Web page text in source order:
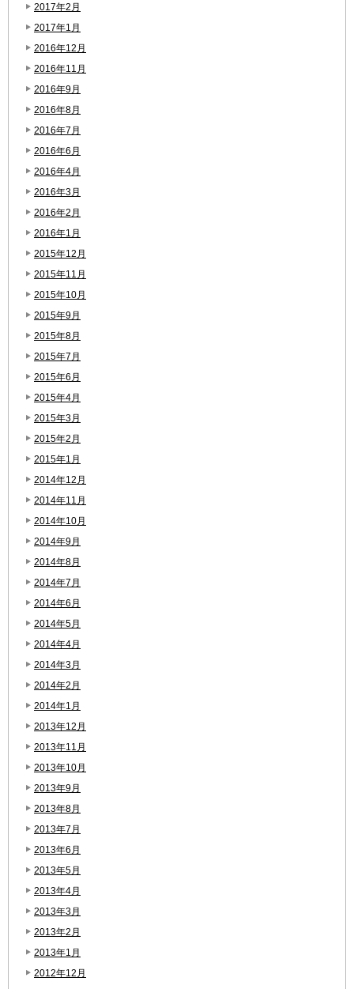
2017年2月
2017年1月
2016年12月
2016年11月
2016年9月
2016年8月
2016年7月
2016年6月
2016年4月
2016年3月
2016年2月
2016年1月
2015年12月
2015年11月
2015年10月
2015年9月
2015年8月
2015年7月
2015年6月
2015年4月
2015年3月
2015年2月
2015年1月
2014年12月
2014年11月
2014年10月
2014年9月
2014年8月
2014年7月
2014年6月
2014年5月
2014年4月
2014年3月
2014年2月
2014年1月
2013年12月
2013年11月
2013年10月
2013年9月
2013年8月
2013年7月
2013年6月
2013年5月
2013年4月
2013年3月
2013年2月
2013年1月
2012年12月